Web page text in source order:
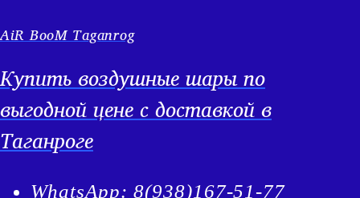
AiR BooM Taganrog
Купить воздушные шары по
выгодной цене с доставкой в
Таганроге
WhatsApp: 8(938)167-51-77